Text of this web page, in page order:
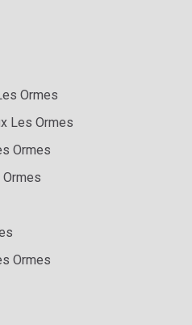
Ormes
Les Ormes
Ormes
Ormes